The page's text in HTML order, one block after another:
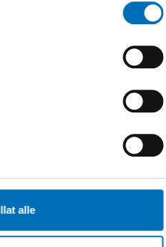
alle
Nordens välfärdscenter i
mellan Institutet för hälsa
och det nordiska